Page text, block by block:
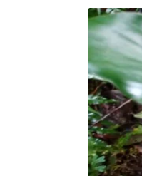
朝時期林
營。清光
500人固
品軍功